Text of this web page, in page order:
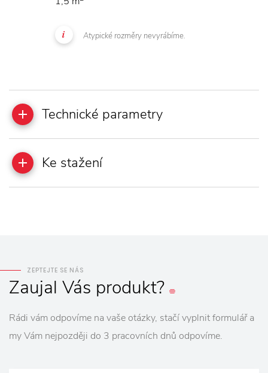
Atypické rozměry nevyrábíme.
Technické parametry
Ke stažení
ZEPTEJTE SE NÁS
Zaujal Vás produkt?
Rádi vám odpovíme na vaše otázky, stačí vyplnit formulář a
my Vám nejpozději do 3 pracovních dnů odpovíme.